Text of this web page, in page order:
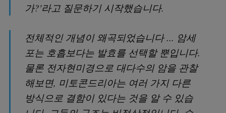
가?'라고 질문하기 시작했습니다.
전체적인 개념이 왜곡되었습니다 ... 암세
포는 호흡보다는 발효를 선택할 뿐입니다.
물론 전자현미경으로 대다수의 암을 관찰
해보면, 미토콘드리아는 여러 가지 다른
방식으로 결함이 있다는 것을 알 수 있습